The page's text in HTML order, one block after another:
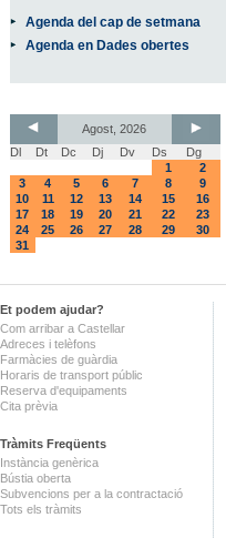
Agenda del cap de setmana
Agenda en Dades obertes
Agost, 2026
Dl
Dt Dc Dj Dv Ds
Dg
1
2
3
4 5 6 7 8
9
10
11 12 13 14 15
16
17
18 19 20 21 22
23
24
25 26 27 28 29
30
31
Et podem ajudar?
Com arribar a Castellar
Adreces i telèfons
Farmàcies de guàrdia
Horaris de transport públic
Reserva d'equipaments
Cita prèvia
Tràmits Freqüents
Instància genèrica
Bústia oberta
Subvencions per a la contractació
Tots els tràmits